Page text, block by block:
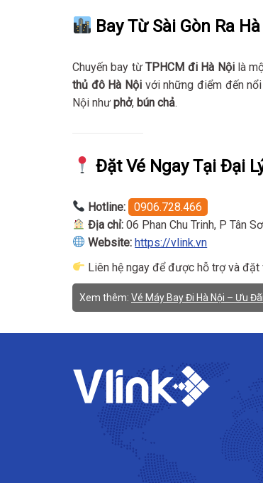
Bay Từ Sài Gòn Ra
Chuyến bay từTPHCM đi Hà Nộilà
thủ đô Hà Nội với những điểm đến
Nội như phở, bún chả.
Đặt Vé Ngay Tại Đại
Hotline:
0906.728.466
Địa chỉ: 06 Phan Chu Trinh, P Tân
Website: https://vlink.vn
Liên hệ ngay để được hỗ trợ và
Xem thêm: Vé Máy Bay Đi Hà Nội – Ưu